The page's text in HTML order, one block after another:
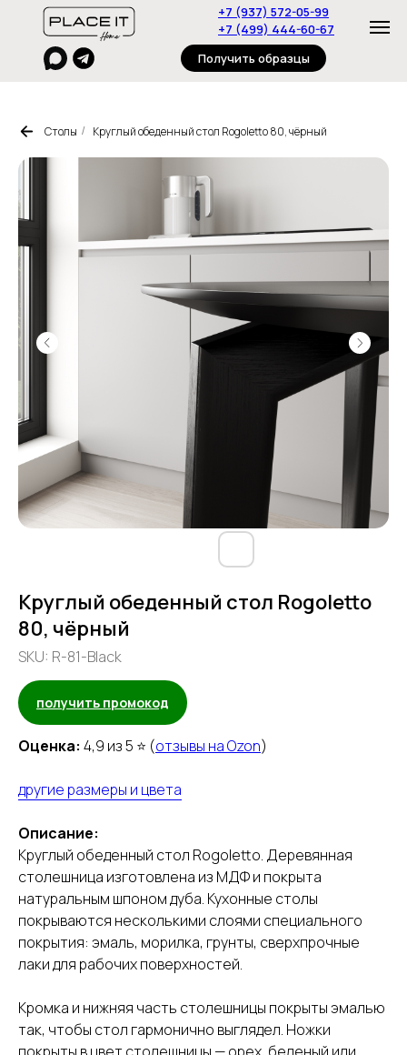
Под
заказ
Контакты
+7 (499) 444-60-67
+7 (937) 572-05-99
Полки
Получить образцы
Столы / Круглый обеденный стол Rogoletto 80, чёрный
Круглый обеденный стол Rogoletto
80, чёрный
SKU: R-81-Black
получить промокод
Оценка: 4,9 из 5 ⭐ (отзывы на Ozon)
другие размеры и цвета
Описание:
Круглый обеденный стол Rogoletto. Деревянная
столешница изготовлена из МДФ и покрыта
натуральным шпоном дуба. Кухонные столы
покрываются несколькими слоями специального
покрытия: эмаль, морилка, грунты, сверхпрочные
лаки для рабочих поверхностей.
Кромка и нижняя часть столешницы покрыты эмалью
так, чтобы стол гармонично выглядел. Ножки